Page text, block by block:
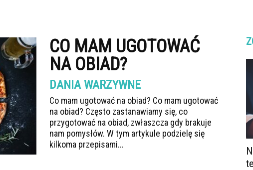
CO MAM UGOTOWAĆ
NA OBIAD?
DANIA WARZYWNE
Co mam ugotować na obiad? Co mam ugotować
na obiad? Często zastanawiamy się, co
przygotować na obiad, zwłaszcza gdy brakuje
nam pomysłów. W tym artykule podzielę się
kilkoma przepisami...